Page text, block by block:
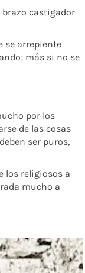
brazo castigador
se arrepiente
más si no se
por los
de las cosas
ser puros,
los religiosos a
mucho a